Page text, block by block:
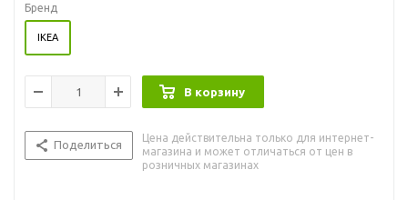
Бренд
IKEA
В корзину
Поделиться
Цена действительна только для интернет-
магазина и может отличаться от цен в
розничных магазинах